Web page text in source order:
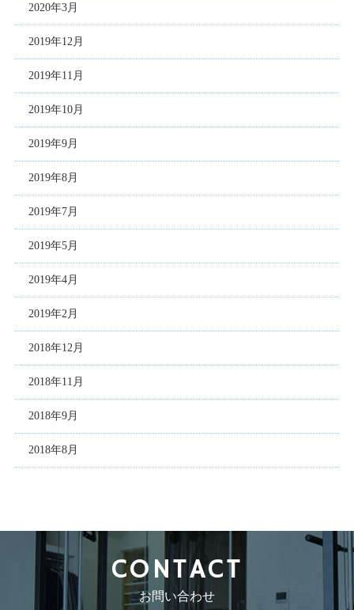
2020年3月
2019年12月
2019年11月
2019年10月
2019年9月
2019年8月
2019年7月
2019年5月
2019年4月
2019年2月
2018年12月
2018年11月
2018年9月
2018年8月
CONTACT
お問い合わせ